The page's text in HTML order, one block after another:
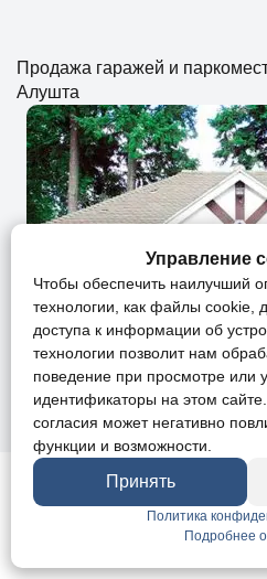
Продажа гаражей и
Алушта
Квартиры
Коммерческие
Управление
Чтобы обеспечить наилучший
технологии, как файлы cookie,
доступа к информации об
технологии позволит нам
поведение при просмотре или
идентификаторы на этом
согласия может негативно
функции и возможности.
Принять
Политика
Подробнее